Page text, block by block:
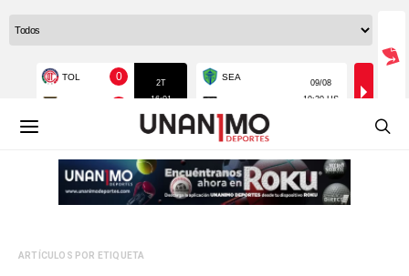
ARTÍCULOS POR ETIQUETA